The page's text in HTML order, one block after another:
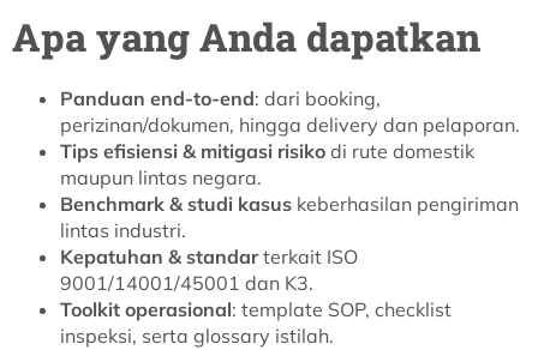
Apa yang Anda dapatkan
Panduan end-to-end: dari booking,
perizinan/dokumen, hingga delivery dan pelaporan.
Tips efisiensi & mitigasi risiko di rute domestik
maupun lintas negara.
Benchmark & studi kasus keberhasilan pengiriman
lintas industri.
Kepatuhan & standarterkait ISO
9001/14001/45001 dan K3.
Toolkit operasional: template SOP, checklist
inspeksi, serta glossary istilah.